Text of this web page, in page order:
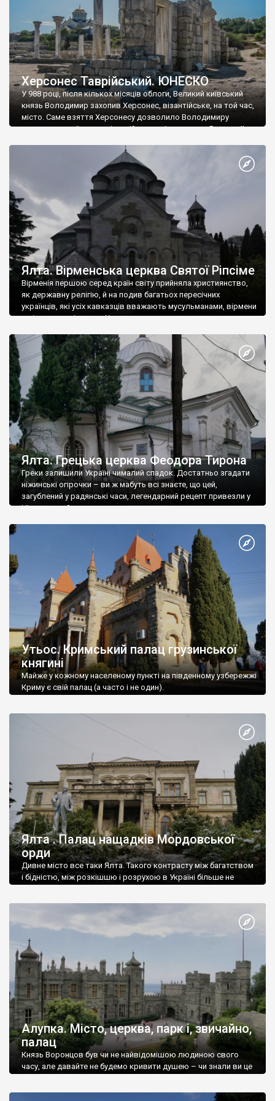
Херсонес Таврійський. ЮНЕСКО
У 988 році, після кількох місяців облоги, Великий київський
князь Володимир захопив Херсонес, візантійське, на той час,
місто. Саме взяття Херсонесу дозволило Володимиру
диктувати свої умови візантійському імператору Василю ІІ, та
Херсонесі Володимир-язичник, став Василем-християнином.
А потім було Хрещення Русі. На честь Херсонесу Таврійського
Ялта. Вірменська церква Святої Ріпсіме
Вірменія першою серед країн світу прийняла християнство,
як державну релігію, й на подив багатьох пересічних
українців, які усіх кавказців вважають мусульманами, вірмени
є відданими вірянами Христа
Ялта. Грецька церква Феодора Тирона
Греки залишили Україні чималий спадок. Достатньо згадати
ніжинські огірочки – ви ж мабуть всі знаєте, що цей,
загублений у радянські часи, легендарний рецепт привезли у
Ніжин греки?
Утьос. Кримський палац грузинської
княгині
Майже у кожному населеному пункті на південному узбережжі
Криму є свій палац (а часто і не один).
Ялта . Палац нащадків Мордовської
орди
Дивне місто все таки Ялта. Такого контрасту між багатством
і бідністю, між розкішшю і розрухою в Україні більше не
Алупка. Місто, церква, парк і, звичайно,
палац
Князь Воронцов був чи не найвідомішою людиною свого
часу, але давайте не будемо кривити душею – чи знали ви це